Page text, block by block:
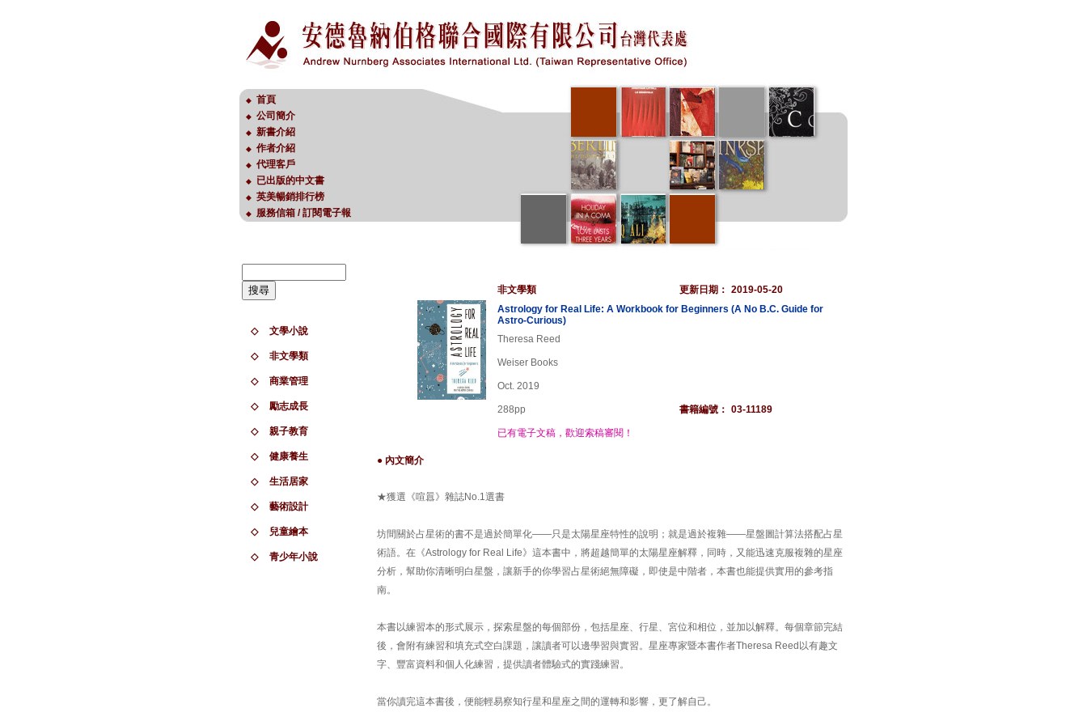
◆ 首頁
◆ 公司簡介
◆ 新書介紹
◆ 作者介紹
◆ 代理客戶
◆ 已出版的中文書
◆ 英美暢銷排行榜
◆ 服務信箱 / 訂閱電子報
◇ 文學小說
◇ 非文學類
◇ 商業管理
◇ 勵志成長
◇ 親子教育
◇ 健康養生
◇ 生活居家
◇ 藝術設計
◇ 兒童繪本
◇ 青少年小說
非文學類 更新日期： 2019-05-20
Astrology for Real Life: A Workbook for Beginners (A No B.C. Guide for
Astro-Curious)
Theresa Reed
Weiser Books
Oct. 2019
288pp 書籍編號： 03-11189
已有電子文稿，歡迎索稿審閱！
● 內文簡介
★獲選《喧囂》雜誌No.1選書
坊間關於占星術的書不是過於簡單化——只是太陽星座特性的說明；就是過於複雜——星盤圖計算法搭配占星
術語。在《Astrology for Real Life》這本書中，將超越簡單的太陽星座解釋，同時，又能迅速克服複雜的星座
分析，幫助你清晰明白星盤，讓新手的你學習占星術絕無障礙，即使是中階者，本書也能提供實用的參考指
南。
本書以練習本的形式展示，探索星盤的每個部份，包括星座、行星、宮位和相位，並加以解釋。每個章節完結
後，會附有練習和填充式空白課題，讓讀者可以邊學習與實習。星座專家暨本書作者Theresa Reed以有趣文
字、豐富資料和個人化練習，提供讀者體驗式的實踐練習。
當你讀完這本書後，便能輕易察知行星和星座之間的運轉和影響，更了解自己。